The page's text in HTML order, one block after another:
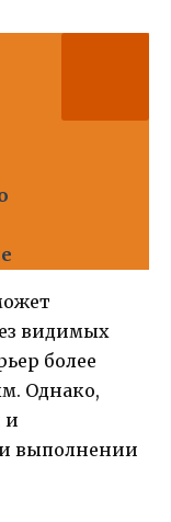
видимых
более
Однако,
и
выполнении